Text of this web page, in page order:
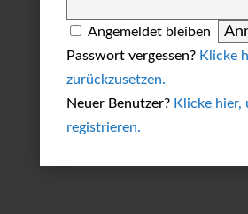
Angemeldet bleiben
Passwort vergessen? Klicke
zurückzusetzen.
Neuer Benutzer? Klicke hier,
registrieren.